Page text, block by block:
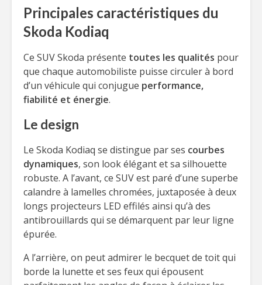
Principales caractéristiques du
Skoda Kodiaq
Ce SUV Skoda présente toutes les qualités pour
que chaque automobiliste puisse circuler à bord
d’un véhicule qui conjugue performance,
fiabilité et énergie.
Le design
Le Skoda Kodiaq se distingue par ses courbes
dynamiques, son look élégant et sa silhouette
robuste. A l’avant, ce SUV est paré d’une superbe
calandre à lamelles chromées, juxtaposée à deux
longs projecteurs LED effilés ainsi qu’à des
antibrouillards qui se démarquent par leur ligne
épurée.
A l’arrière, on peut admirer le becquet de toit qui
borde la lunette et ses feux qui épousent